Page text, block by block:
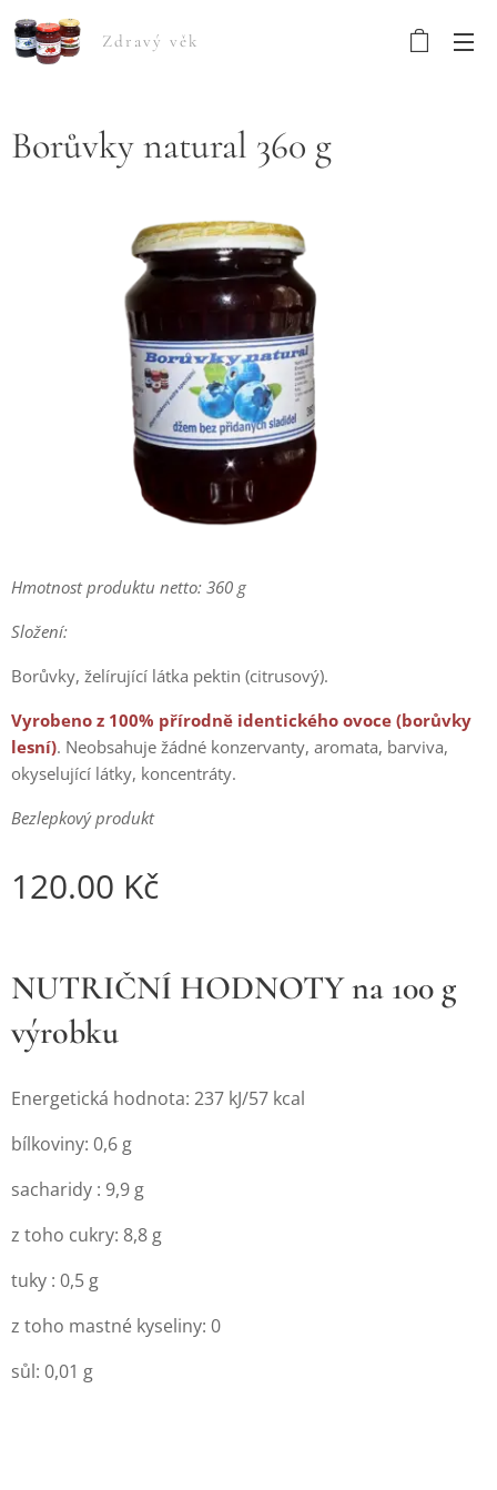
Zdravý věk
Borůvky natural 360 g
Hmotnost produktu netto: 360 g
Složení:
Borůvky, želírující látka pektin (citrusový).
Vyrobeno z 100% přírodně identického ovoce (borůvky
lesní). Neobsahuje žádné konzervanty, aromata, barviva,
okyselující látky, koncentráty.
Bezlepkový produkt
120.00 Kč
NUTRIČNÍ HODNOTY na 100 g
výrobku
Energetická hodnota: 237 kJ/57 kcal
bílkoviny: 0,6 g
sacharidy : 9,9 g
z toho cukry: 8,8 g
tuky : 0,5 g
z toho mastné kyseliny: 0
sůl: 0,01 g